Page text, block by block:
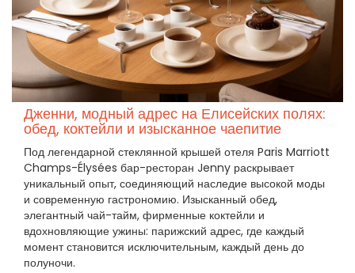
Дженни, модный адрес на Елисейских полях:
обед, коктейли и изысканное чаепитие
Под легендарной стеклянной крышей отеля Paris Marriott
Champs-Élysées бар-ресторан Jenny раскрывает
уникальный опыт, соединяющий наследие высокой моды
и современную гастрономию. Изысканный обед,
элегантный чай-тайм, фирменные коктейли и
вдохновляющие ужины: парижский адрес, где каждый
момент становится исключительным, каждый день до
полуночи.